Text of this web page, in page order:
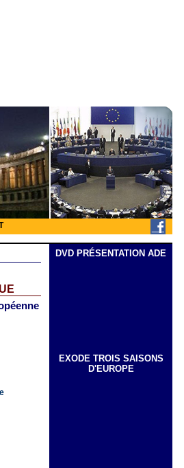
DVD PRÉSENTATION ADE
EXODE TROIS SAISONS
D'EUROPE